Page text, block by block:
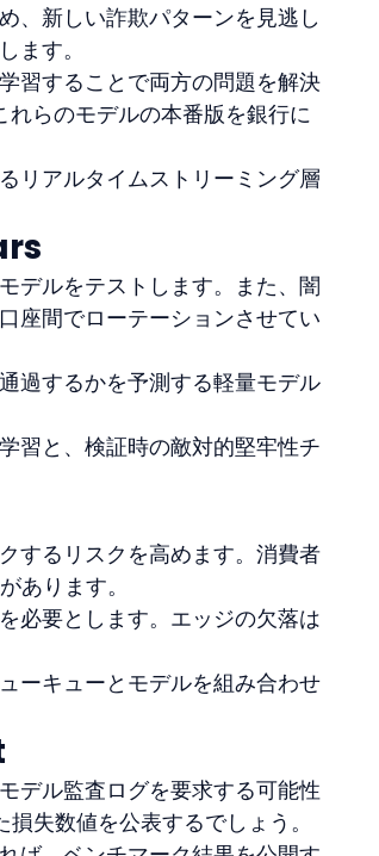
、新しい詐欺パターンを見逃し
ます。
習することで両方の問題を解決
らのモデルの本番版を銀行に
リアルタイムストリーミング層
デルをテストします。また、闇
座間でローテーションさせてい
過するかを予測する軽量モデル
習と、検証時の敵対的堅牢性チ
するリスクを高めます。消費者
あります。
必要とします。エッジの欠落は
ーキューとモデルを組み合わせ
デル監査ログを要求する可能性
失数値を公表するでしょう。